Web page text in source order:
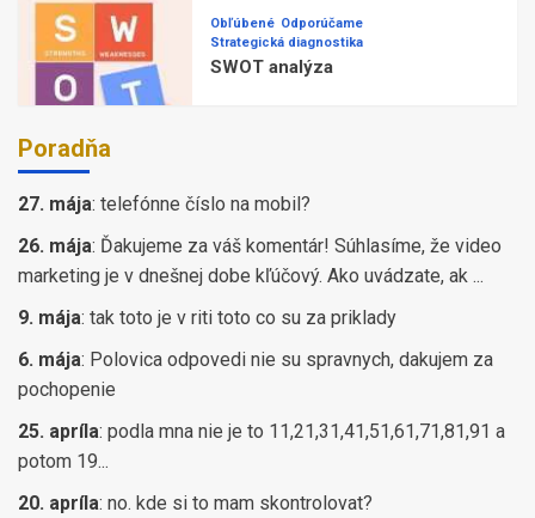
Obľúbené Odporúčame
Strategická diagnostika
SWOT analýza
Poradňa
27. mája: telefónne číslo na mobil?
26. mája: Ďakujeme za váš komentár! Súhlasíme, že video
marketing je v dnešnej dobe kľúčový. Ako uvádzate, ak ...
9. mája: tak toto je v riti toto co su za priklady
6. mája: Polovica odpovedi nie su spravnych, dakujem za
pochopenie
25. apríla: podla mna nie je to 11,21,31,41,51,61,71,81,91 a
potom 19...
20. apríla: no. kde si to mam skontrolovat?